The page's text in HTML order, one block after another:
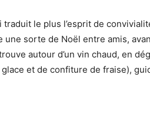
le plus l’esprit de
sorte de Noël entre amis,
autour d’un vin chaud, en
et de confiture de fraise),